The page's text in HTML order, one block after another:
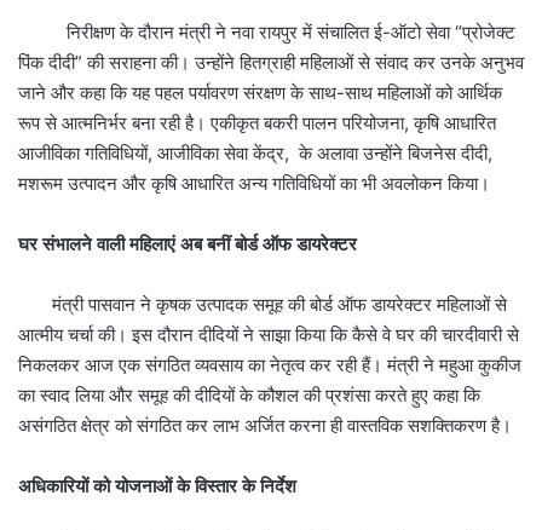
निरीक्षण के दौरान मंत्री ने नवा रायपुर में संचालित ई-ऑटो सेवा “प्रोजेक्ट
पिंक दीदी” की सराहना की। उन्होंने हितग्राही महिलाओं से संवाद कर उनके अनुभव
जाने और कहा कि यह पहल पर्यावरण संरक्षण के साथ-साथ महिलाओं को आर्थिक
रूप से आत्मनिर्भर बना रही है। एकीकृत बकरी पालन परियोजना, कृषि आधारित
आजीविका गतिविधियों, आजीविका सेवा केंद्र, के अलावा उन्होंने बिजनेस दीदी,
मशरूम उत्पादन और कृषि आधारित अन्य गतिविधियों का भी अवलोकन किया।
घर संभालने वाली महिलाएं अब बनीं बोर्ड ऑफ डायरेक्टर
मंत्री पासवान ने कृषक उत्पादक समूह की बोर्ड ऑफ डायरेक्टर महिलाओं से
आत्मीय चर्चा की। इस दौरान दीदियों ने साझा किया कि कैसे वे घर की चारदीवारी से
निकलकर आज एक संगठित व्यवसाय का नेतृत्व कर रही हैं। मंत्री ने महुआ कुकीज
का स्वाद लिया और समूह की दीदियों के कौशल की प्रशंसा करते हुए कहा कि
असंगठित क्षेत्र को संगठित कर लाभ अर्जित करना ही वास्तविक सशक्तिकरण है।
अधिकारियों को योजनाओं के विस्तार के निर्देश